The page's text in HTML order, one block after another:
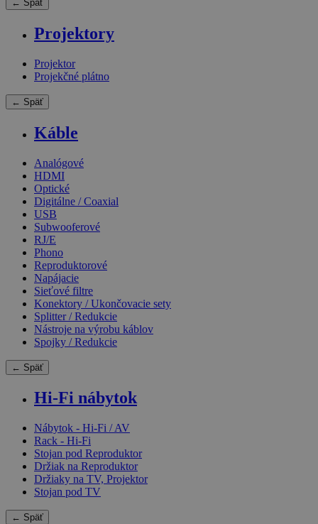
← Späť
Projektory
Projektor
Projekčné plátno
← Späť
Káble
Analógové
HDMI
Optické
Digitálne / Coaxial
USB
Subwooferové
RJ/E
Phono
Reproduktorové
Napájacie
Sieťové filtre
Konektory / Ukončovacie sety
Splitter / Redukcie
Nástroje na výrobu káblov
Spojky / Redukcie
← Späť
Hi-Fi nábytok
Nábytok - Hi-Fi / AV
Rack - Hi-Fi
Stojan pod Reproduktor
Držiak na Reproduktor
Držiaky na TV, Projektor
Stojan pod TV
← Späť